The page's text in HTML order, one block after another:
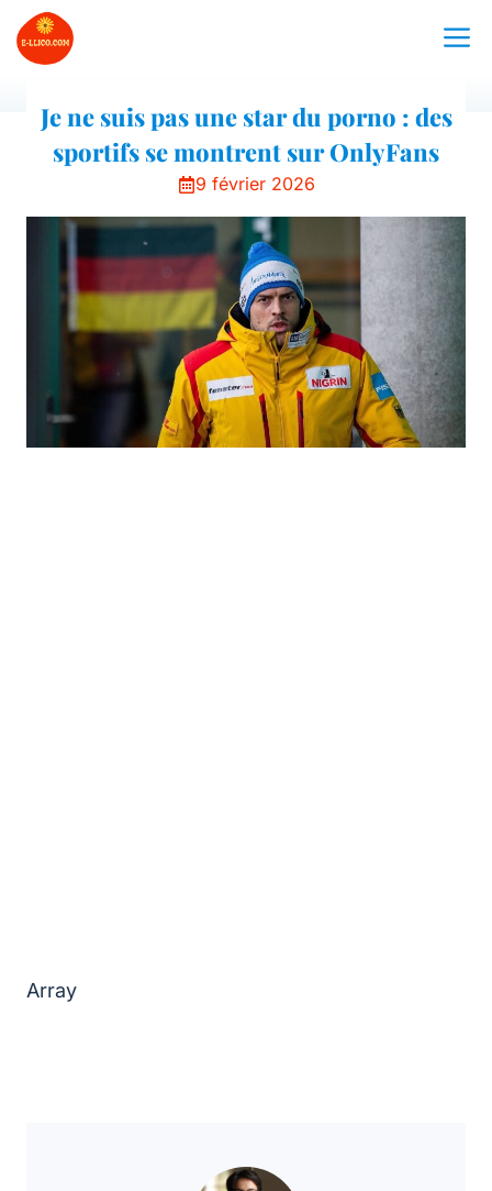
Aller
au
Je ne suis pas une star du porno : des
sportifs se montrent sur OnlyFans
9 février 2026
Array